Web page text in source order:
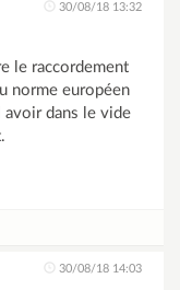
30/08/18 13:32
le raccordement
norme européen
avoir dans le vide
30/08/18 14:03